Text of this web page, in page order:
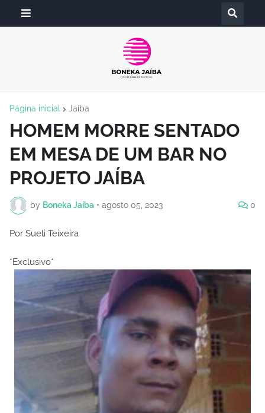
Página inicial Jaíba
HOMEM MORRE SENTADO
EM MESA DE UM BAR NO
PROJETO JAÍBA
by Boneka Jaíba • agosto 05, 2023 0
Por Sueli Teixeira
*Exclusivo*